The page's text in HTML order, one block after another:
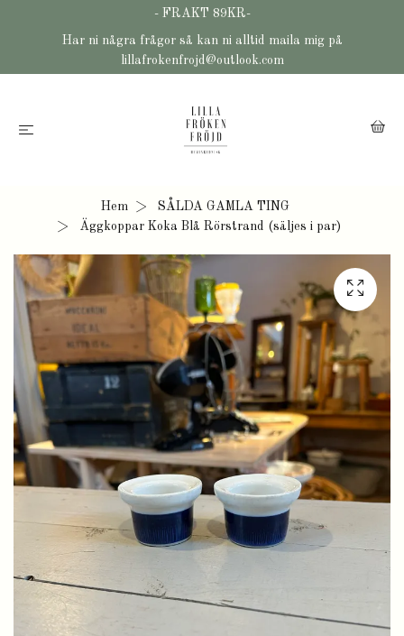
- FRAKT 89KR-
Har ni några frågor så kan ni alltid maila mig på
lillafrokenfrojd@outlook.com
Hem
SÅLDA GAMLA TING
Äggkoppar Koka Blå Rörstrand (säljes i par)